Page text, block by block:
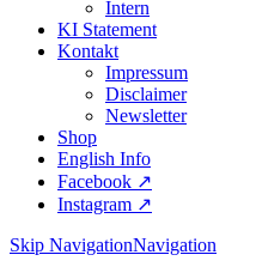
Intern
KI Statement
Kontakt
Impressum
Disclaimer
Newsletter
Shop
English Info
Facebook ↗︎
Instagram ↗︎
Skip NavigationNavigation